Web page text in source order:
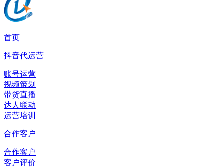
首页
抖音代运营
账号运营
视频策划
带货直播
达人联动
运营培训
合作客户
合作客户
客户评价